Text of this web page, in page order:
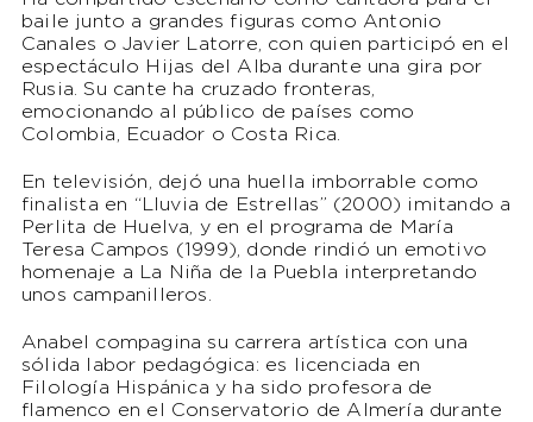
baile junto a grandes figuras como Antonio
Canales o Javier Latorre, con quien participó en el
espectáculo Hijas del Alba durante una gira por
Rusia. Su cante ha cruzado fronteras,
emocionando al público de países como
Colombia, Ecuador o Costa Rica.
En televisión, dejó una huella imborrable como
finalista en “Lluvia de Estrellas” (2000) imitando a
Perlita de Huelva, y en el programa de María
Teresa Campos (1999), donde rindió un emotivo
homenaje a La Niña de la Puebla interpretando
unos campanilleros.
Anabel compagina su carrera artística con una
sólida labor pedagógica: es licenciada en
Filología Hispánica y ha sido profesora de
flamenco en el Conservatorio de Almería durante